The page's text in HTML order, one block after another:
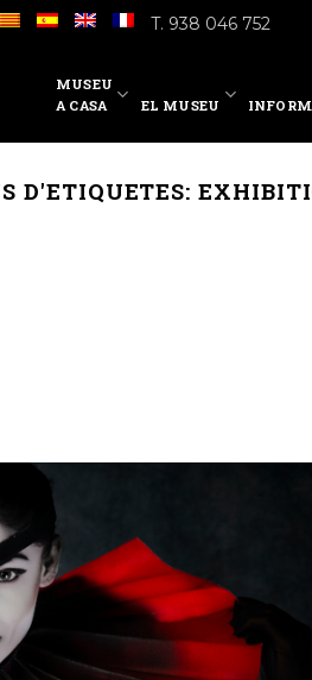
T. 938 046 752
MUSEU
A CASA
EL MUSEU
D'ETIQUETES: